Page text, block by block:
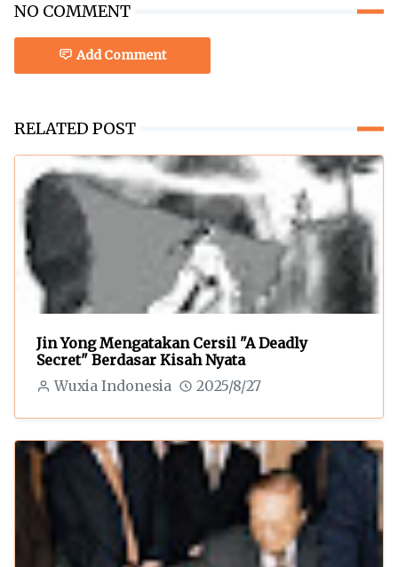
NO COMMENT
Add Comment
RELATED POST
Jin Yong Mengatakan Cersil "A Deadly
Secret" Berdasar Kisah Nyata
Wuxia Indonesia 2025/8/27